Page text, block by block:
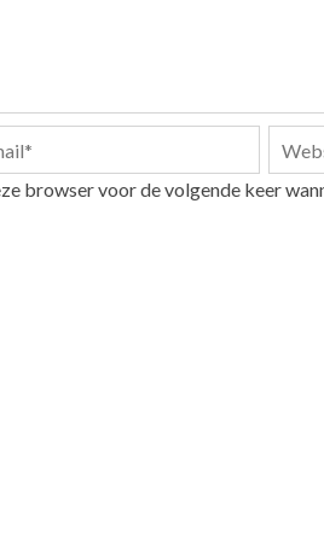
browser voor de volgende keer